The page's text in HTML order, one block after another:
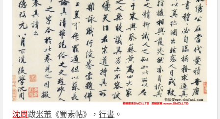
沈周 跋米芾 《蜀素帖》，行書 。